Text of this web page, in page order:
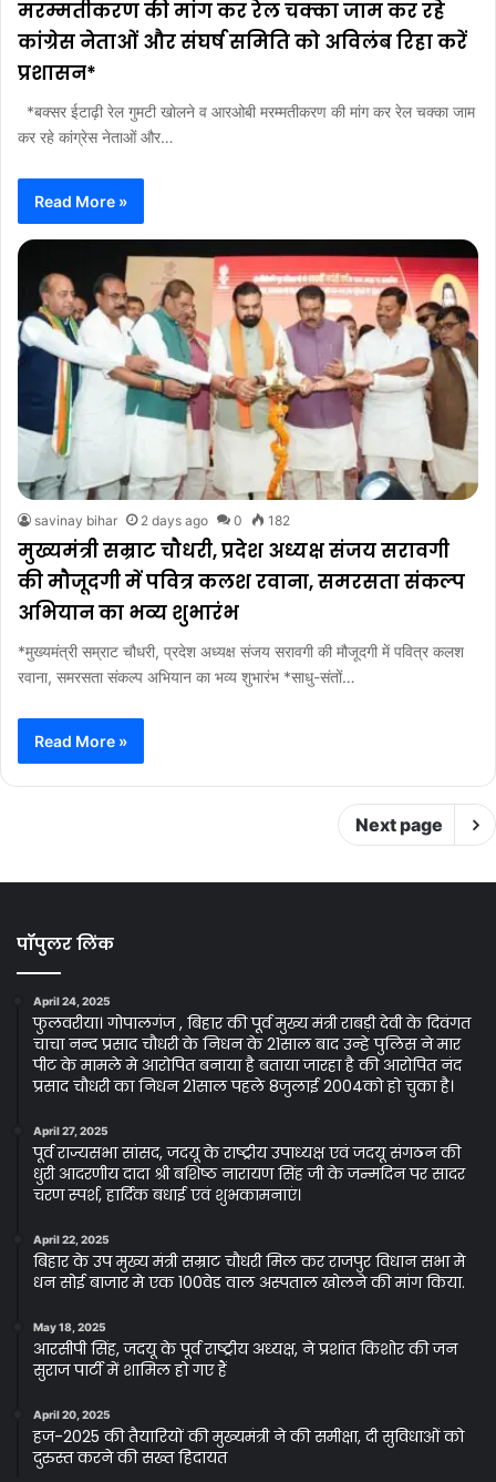
मरम्मतीकरण की मांग कर रेल चक्का जाम कर रहे
कांग्रेस नेताओं और संघर्ष समिति को अविलंब रिहा करें
प्रशासन*
*बक्सर ईटाढ़ी रेल गुमटी खोलने व आरओबी मरम्मतीकरण की मांग कर रेल चक्का जाम
कर रहे कांग्रेस नेताओं और…
Read More »
savinay bihar 2 days ago 0 182
मुख्यमंत्री सम्राट चौधरी, प्रदेश अध्यक्ष संजय सरावगी
की मौजूदगी में पवित्र कलश रवाना, समरसता संकल्प
अभियान का भव्य शुभारंभ
*मुख्यमंत्री सम्राट चौधरी, प्रदेश अध्यक्ष संजय सरावगी की मौजूदगी में पवित्र कलश
रवाना, समरसता संकल्प अभियान का भव्य शुभारंभ *साधु-संतों…
Read More »
Next page
पॉपुलर लिंक
April 24, 2025
फुलवरीया। गोपालगंज , बिहार की पूर्व मुख्य मंत्री राबड़ी देवी के दिवंगत
चाचा नन्द प्रसाद चौधरी के निधन के 21साल बाद उन्हे पुलिस ने मार
पीट के मामले मे आरोपित बनाया है बताया जारहा है की आरोपित नंद
प्रसाद चौधरी का निधन 21साल पहले 8जुलाई 2004को हो चुका है।
April 27, 2025
पूर्व राज्यसभा सांसद, जदयू के राष्ट्रीय उपाध्यक्ष एवं जदयू संगठन की
धुरी आदरणीय दादा श्री बशिष्ठ नारायण सिंह जी के जन्मदिन पर सादर
चरण स्पर्श, हार्दिक बधाई एवं शुभकामनाएं।
April 22, 2025
बिहार के उप मुख्य मंत्री सम्राट चौधरी मिल कर राजपुर विधान सभा मे
धन सोई बाजार मे एक 100वेड वाल अस्पताल खोलने की मांग किया.
May 18, 2025
आरसीपी सिंह, जदयू के पूर्व राष्ट्रीय अध्यक्ष, ने प्रशांत किशोर की जन
सुराज पार्टी में शामिल हो गए हैं
April 20, 2025
हज-2025 की तैयारियों की मुख्यमंत्री ने की समीक्षा, दी सुविधाओं को
दुरुस्त करने की सख्त हिदायत